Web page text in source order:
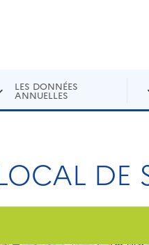
LES DONNÉES
ANNUELLES
DE